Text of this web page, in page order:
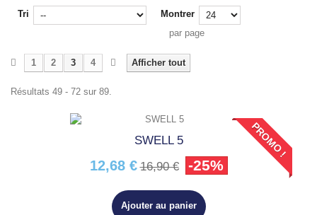
Tri
Montrer
par page
Afficher tout
1 2 3 4
Résultats 49 - 72 sur 89.
PROMO !
SWELL 5
12,68 € 16,90 € -25%
Ajouter au panier